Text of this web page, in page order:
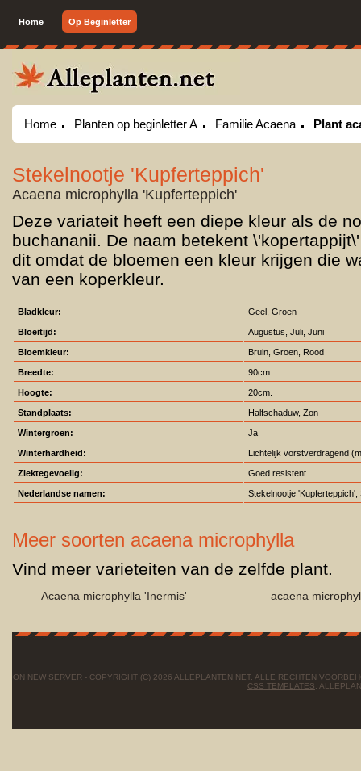
Home Op Beginletter
Home Planten op beginletter A Familie Acaena Plant
Stekelnootje 'Kupferteppich'
Acaena microphylla 'Kupferteppich'
Deze variateit heeft een diepe kleur als de
buchananii. De naam betekent
dit omdat de bloemen een kleur krijgen die
van een koperkleur.
Bladkleur: Geel, Groen
Bloeitijd: Augustus, Juli, Juni
Bloemkleur: Bruin, Groen, Rood
Breedte: 90cm.
Hoogte: 20cm.
Standplaats: Halfschaduw, Zon
Wintergroen: Ja
Winterhardheid: Lichtelijk vorstverdragend
Ziektegevoelig: Goed resistent
Nederlandse namen: Stekelnootje 'Kupferteppich',
Meer soorten acaena microphylla
Vind meer varieteiten van de zelfde plant.
Acaena microphylla 'Inermis' acaena
ON NEW SERVER - COPYRIGHT (C) 2026 ALLEPLANTEN.NET. ALLE RECHTEN
CSS TEMPLATES .